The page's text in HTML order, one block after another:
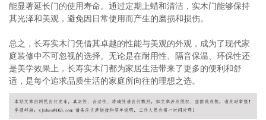
能显著延长门的使用寿命。通过定期上蜡和清洁，实木门能够保持
其光泽和美观，避免因日常使用而产生的磨损和损伤。
总之，长寿实木门凭借其卓越的性能与美观的外观，成为了现代家
庭装修中不可忽视的选择。无论是在耐用性、隔音保温、环保性还
是美学效果上，长寿实木门都为家居生活带来了更多的便利和舒
适，是每个追求品质生活的家庭所向往的理想之选。